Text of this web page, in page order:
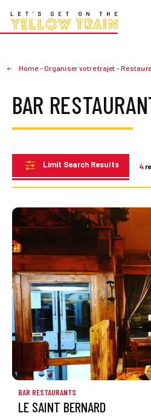
Home-Organiser votre trajet -
BAR
Limit Search Results 4
BAR RESTAURANTS
LE SAINT BERNARD